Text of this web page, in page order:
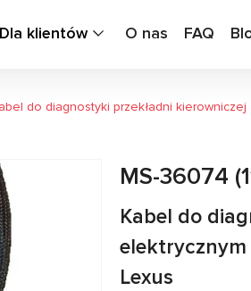
Dla klientów O nas FAQ
do diagnostyki przekładni
MS-36074
Kabel do
elektrycznym
Lexus